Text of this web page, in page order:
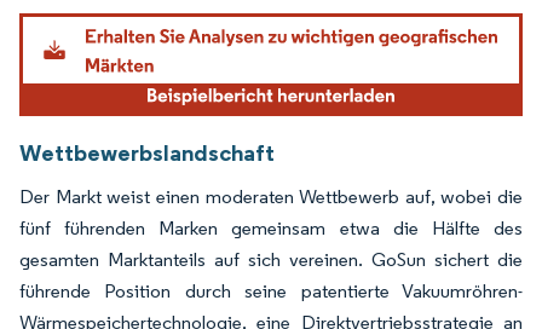
Bild © Mordor Intelligence. Wiederverwendung erfordert Namensnennung gemäß
Wettbewerbslandschaft
Der Markt weist einen moderaten Wettbewerb auf, wobei die
fünf führenden Marken gemeinsam etwa die Hälfte des
gesamten Marktanteils auf sich vereinen. GoSun sichert die
führende Position durch seine patentierte Vakuumröhren-
Wärmespeichertechnologie, eine Direktvertriebsstrategie an